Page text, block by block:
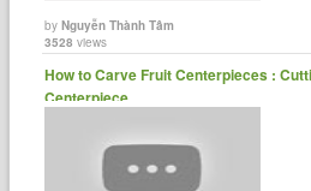
byNguyễn Thành Tâm
3528 views
How to Carve Fruit Centerpieces :
Centerpiece